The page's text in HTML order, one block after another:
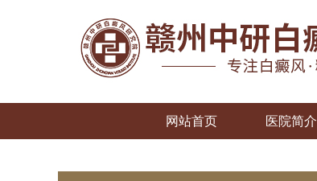
网站首页 医院简介